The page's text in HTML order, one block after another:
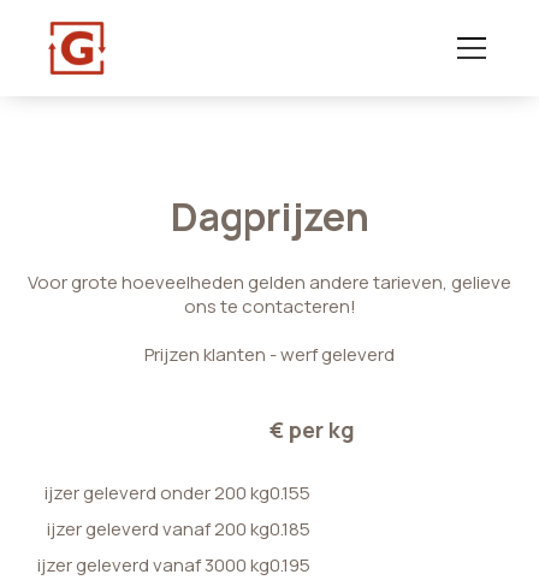
Dagprijzen
Voor grote hoeveelheden gelden andere tarieven, gelieve
ons te contacteren!
Prijzen klanten - werf geleverd
€ per kg
ijzer geleverd onder 200 kg0.155
ijzer geleverd vanaf 200 kg0.185
ijzer geleverd vanaf 3000 kg0.195